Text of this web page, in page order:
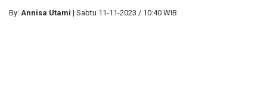
By: Annisa Utami | Sabtu 11-11-2023 / 10:40 WIB